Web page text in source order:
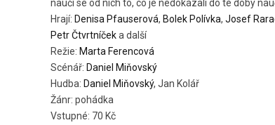
naučí se od nich to, co je nedokázali do té doby
Hrají: Denisa Pfauserová, Bolek Polívka, Josef
Petr Čtvrtníčeka další
Režie: Marta Ferencová
Scénář: Daniel Miňovský
Hudba: Daniel Miňovský, Jan Kolář
Žánr: pohádka
Vstupné: 70 Kč